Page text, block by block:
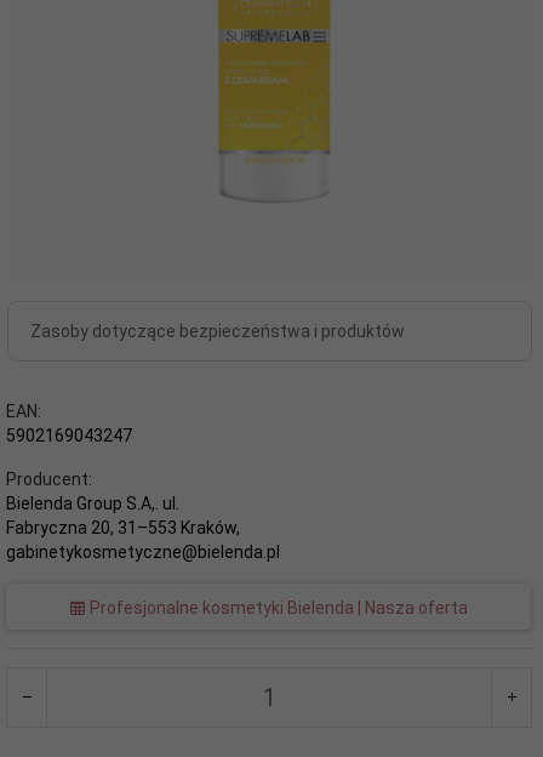
Zasoby dotyczące bezpieczeństwa i produktów
EAN:
5902169043247
Producent:
Bielenda Group S.A,. ul.
Fabryczna 20, 31–553 Kraków,
gabinetykosmetyczne@bielenda.pl
Profesjonalne kosmetyki Bielenda | Nasza oferta